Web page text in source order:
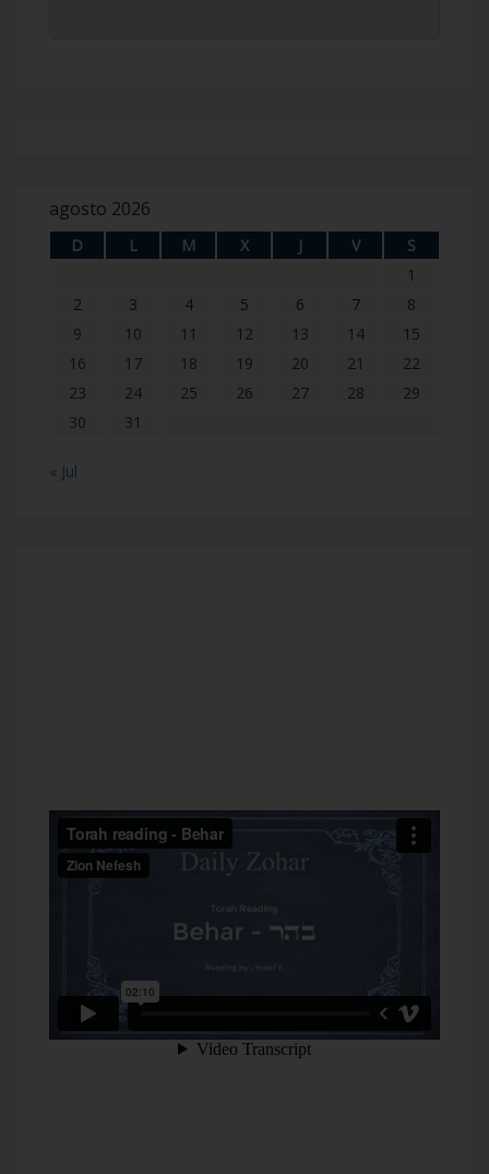
agosto 2026
D L M X J V
S
1
2
3 4 5 6 7
8
9
10 11 12 13 14
15
16
17 18 19 20 21
22
23
24 25 26 27 28
29
30
31
« Jul